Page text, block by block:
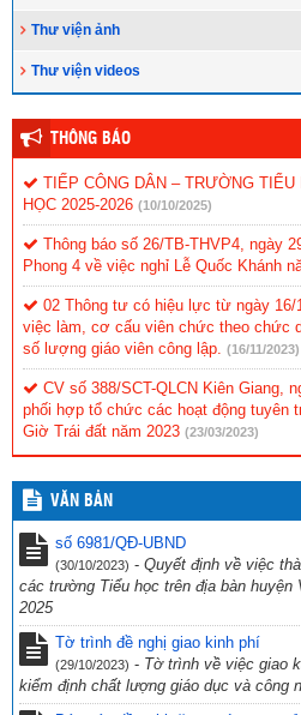
Thư viện ảnh
Thư viện videos
THÔNG BÁO
TIẾP CÔNG DÂN – TRƯỜNG TIỂU
HỌC 2025-2026 (10/10/2025)
Thông báo số 26/TB-THVP4, ngày
Phong 4 về việc nghỉ Lễ Quốc Khánh
02 Thông tư có hiệu lực từ ngày
việc làm, cơ cấu viên chức theo chức
số lượng giáo viên công lập. (16/11/2023)
CV số 388/SCT-QLCN Kiên Giang,
phối hợp tổ chức các hoạt động tuyên
Giờ Trái đất năm 2023 (23/03/2023)
Chính phủ Võ Văn Kiệt”
CV 1736/UBND-NC CỦA UBND
23/9/2022 VỀ VIỆC THỰC HIỆN
PHẠM SỬ DỤNG CÔNG NGHỆ CAO.
CV số 2870/SGDĐT-VP, Kiên Giang
dục & Đào tạo Kiên Giang về việc chủ
năm 2022 (27/09/2022)
Công văn số 234/PGDĐT, ngày 16
VĂN BẢN
số 6981/QĐ-UBND
(30/10/2023) - Quyết định về việc
các trường Tiểu học trên địa bàn huyện
2025
Tờ trình đề nghị giao kinh phí
(29/10/2023) - Tờ trình về việc giao
kiểm định chất lượng giáo dục và công